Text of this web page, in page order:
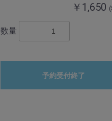
￥1,650
数量
予約受付終了